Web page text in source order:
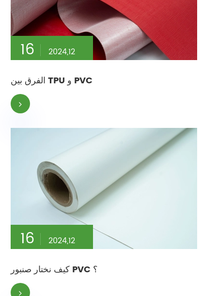
16 2024,12
الفرق بين TPU و PVC
16 2024,12
كيف نختار صنبور PVC ؟